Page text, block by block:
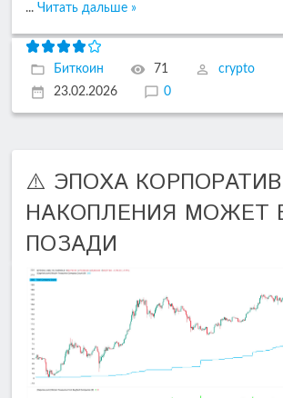
... Читать дальше »
Биткоин 71
crypto
23.02.2026
0
⚠️ ЭПОХА
НАКОПЛЕНИЯ МОЖЕТ
ПОЗАДИ